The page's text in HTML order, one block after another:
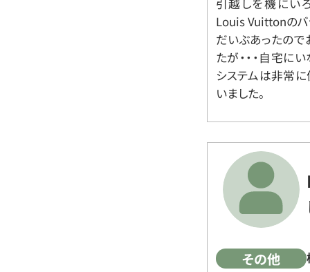
Louis Vuittonのバ
だいぶあったので
たが・・・自宅に
システムは非常に
いました。
その他